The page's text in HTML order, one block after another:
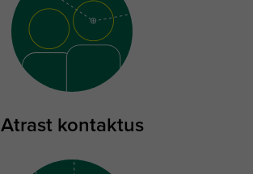
Atrast kontaktus